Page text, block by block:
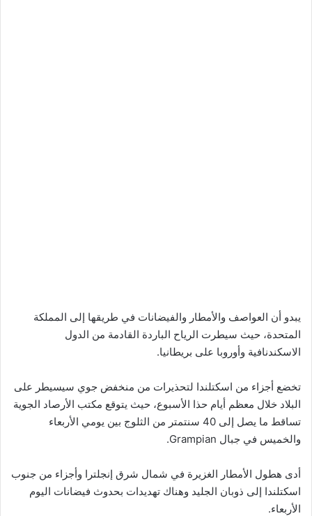
يبدو أن العواصف والأمطار والفيضانات في طريقها إلى المملكة
المتحدة، حيث سيطرت الرياح الباردة القادمة من الدول
الاسكندنافية وأوروبا على بريطانيا.
تخضع أجزاء من اسكتلندا لتحذيرات من منخفض جوي سيسيطر على
البلاد خلال معظم أيام حذا الأسبوع، حيث يتوقع مكتب الأرصاد الجوية
تساقط ما يصل إلى 40 سنتمتر من الثلوج بين يومي الأربعاء
والخميس في جبال Grampian.
أدى هطول الأمطار الغزيرة في شمال شرق إنجلترا وأجزاء من جنوب
اسكتلندا إلى ذوبان الجليد وهناك تهديدات بحدوث فيضانات اليوم
الأربعاء.